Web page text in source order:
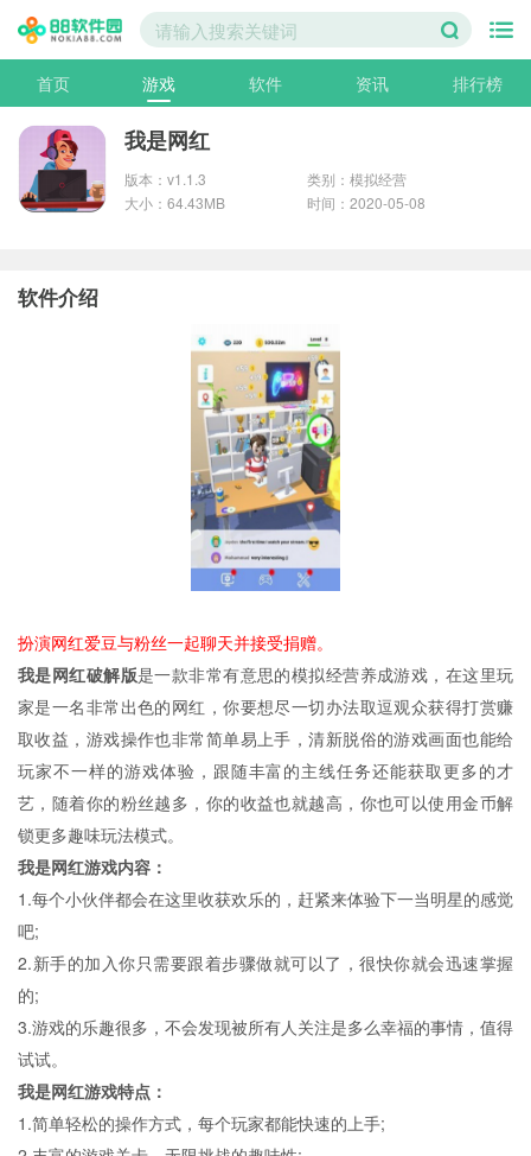
首页 游戏 软件 资讯 排行榜
我是网红
版本：v1.1.3
类别：模拟经营
大小：64.43MB
时间：2020-05-08
软件介绍
扮演网红爱豆与粉丝一起聊天并接受捐赠。
我是网红破解版是一款非常有意思的模拟经营养成游戏，在这里玩
家是一名非常出色的网红，你要想尽一切办法取逗观众获得打赏赚
取收益，游戏操作也非常简单易上手，清新脱俗的游戏画面也能给
玩家不一样的游戏体验，跟随丰富的主线任务还能获取更多的才
艺，随着你的粉丝越多，你的收益也就越高，你也可以使用金币解
锁更多趣味玩法模式。
我是网红游戏内容：
1.每个小伙伴都会在这里收获欢乐的，赶紧来体验下一当明星的感觉
吧;
2.新手的加入你只需要跟着步骤做就可以了，很快你就会迅速掌握
的;
3.游戏的乐趣很多，不会发现被所有人关注是多么幸福的事情，值得
试试。
我是网红游戏特点：
1.简单轻松的操作方式，每个玩家都能快速的上手;